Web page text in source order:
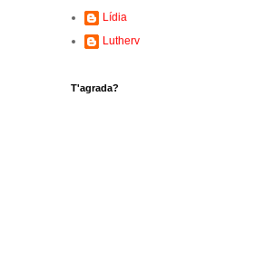
Lídia
Lutherv
T'agrada?